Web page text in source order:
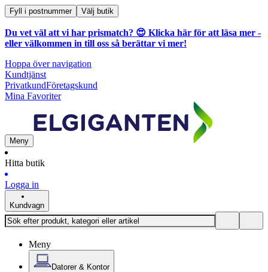
Fyll i postnummer Välj butik
Du vet väl att vi har prismatch? 😍 Klicka här för att läsa mer -
eller välkommen in till oss så berättar vi mer!
Hoppa över navigation
Kundtjänst
PrivatkundFöretagskund
Mina Favoriter
Meny
Hitta butik
Logga in
Kundvagn
Meny
Datorer & Kontor